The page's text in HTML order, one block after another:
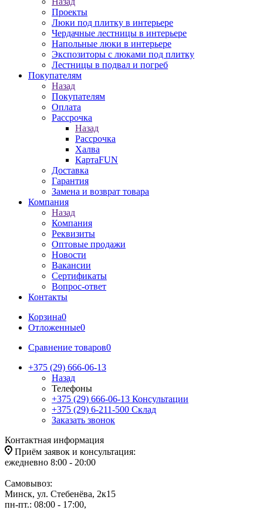
Проекты
Люки под плитку в интерьере
Чердачные лестницы в интерьере
Напольные люки в интерьере
Экспозиторы с люками под плитку
Лестницы в подвал и погреб
Покупателям
Назад
Покупателям
Оплата
Рассрочка
Назад
Рассрочка
Халва
КартаFUN
Доставка
Гарантия
Замена и возврат товара
Компания
Назад
Компания
Реквизиты
Оптовые продажи
Новости
Вакансии
Сертификаты
Вопрос-ответ
Контакты
Корзина0
Отложенные0
Сравнение товаров0
+375 (29) 666-06-13
Назад
Телефоны
+375 (29) 666-06-13 Консультации
+375 (29) 6-211-500 Склад
Заказать звонок
Контактная информация
Приём заявок и консультация:
ежедневно 8:00 - 20:00
Самовывоз:
Минск, ул. Стебенёва, 2к15
пн-пт.: 08:00 - 17:00,